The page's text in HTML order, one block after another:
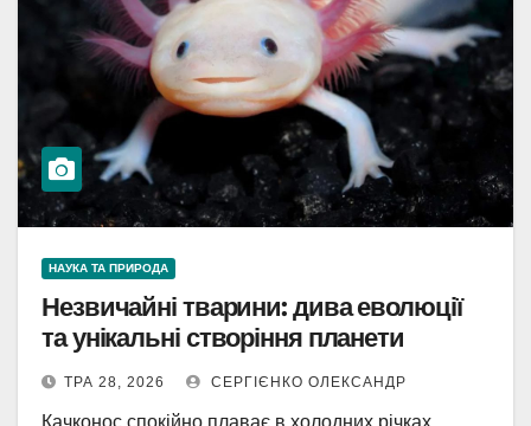
НАУКА ТА ПРИРОДА
Незвичайні тварини: дива еволюції
та унікальні створіння планети
ТРА 28, 2026 СЕРГІЄНКО ОЛЕКСАНДР
Качконос спокійно плаває в холодних річках